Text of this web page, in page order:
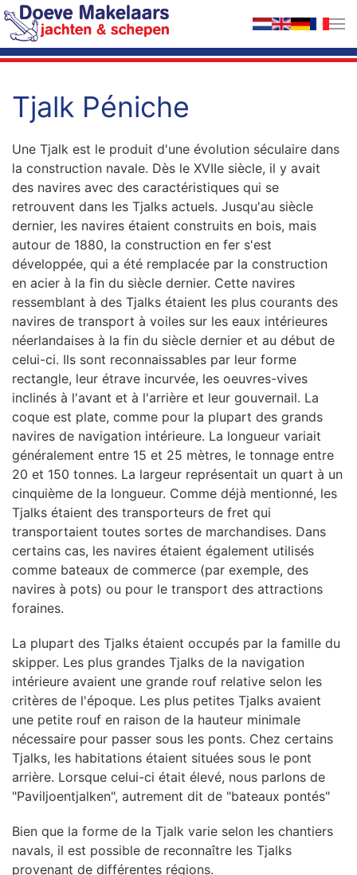
Accéder au contenu principal
Tjalk Péniche
Une Tjalk est le produit d'une évolution séculaire dans
la construction navale. Dès le XVIIe siècle, il y avait
des navires avec des caractéristiques qui se
retrouvent dans les Tjalks actuels. Jusqu'au siècle
dernier, les navires étaient construits en bois, mais
autour de 1880, la construction en fer s'est
développée, qui a été remplacée par la construction
en acier à la fin du siècle dernier. Cette navires
ressemblant à des Tjalks étaient les plus courants des
navires de transport à voiles sur les eaux intérieures
néerlandaises à la fin du siècle dernier et au début de
celui-ci. Ils sont reconnaissables par leur forme
rectangle, leur étrave incurvée, les oeuvres-vives
inclinés à l'avant et à l'arrière et leur gouvernail. La
coque est plate, comme pour la plupart des grands
navires de navigation intérieure. La longueur variait
généralement entre 15 et 25 mètres, le tonnage entre
20 et 150 tonnes. La largeur représentait un quart à un
cinquième de la longueur. Comme déjà mentionné, les
Tjalks étaient des transporteurs de fret qui
transportaient toutes sortes de marchandises. Dans
certains cas, les navires étaient également utilisés
comme bateaux de commerce (par exemple, des
navires à pots) ou pour le transport des attractions
foraines.
La plupart des Tjalks étaient occupés par la famille du
skipper. Les plus grandes Tjalks de la navigation
intérieure avaient une grande rouf relative selon les
critères de l'époque. Les plus petites Tjalks avaient
une petite rouf en raison de la hauteur minimale
nécessaire pour passer sous les ponts. Chez certains
Tjalks, les habitations étaient situées sous le pont
arrière. Lorsque celui-ci était élevé, nous parlons de
"Paviljoentjalken", autrement dit de "bateaux pontés"
Bien que la forme de la Tjalk varie selon les chantiers
navals, il est possible de reconnaître les Tjalks
provenant de différentes régions.